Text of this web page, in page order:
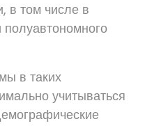
в том числе в
в таких
учитываться